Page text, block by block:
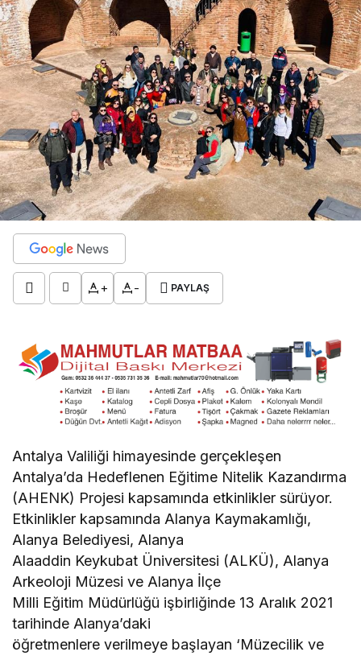
+ - PAYLAŞ
Antalya Valiliği himayesinde gerçekleşen
Antalya’da Hedeflenen Eğitime Nitelik Kazandırma
(AHENK) Projesi kapsamında etkinlikler sürüyor.
Etkinlikler kapsamında Alanya Kaymakamlığı,
Alanya Belediyesi, Alanya
Alaaddin Keykubat Üniversitesi (ALKÜ), Alanya
Arkeoloji Müzesi ve Alanya İlçe
Milli Eğitim Müdürlüğü işbirliğinde 13 Aralık 2021
tarihinde Alanya’daki
öğretmenlere verilmeye başlayan ‘Müzecilik ve